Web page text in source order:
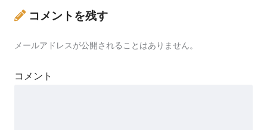
コメントを残す
メールアドレスが公開されることはありません。
コメント